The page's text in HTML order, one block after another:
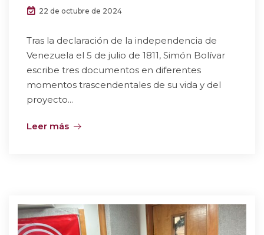
22 de octubre de 2024
Tras la declaración de la independencia de
Venezuela el 5 de julio de 1811, Simón Bolívar
escribe tres documentos en diferentes
momentos trascendentales de su vida y del
proyecto...
Leer más